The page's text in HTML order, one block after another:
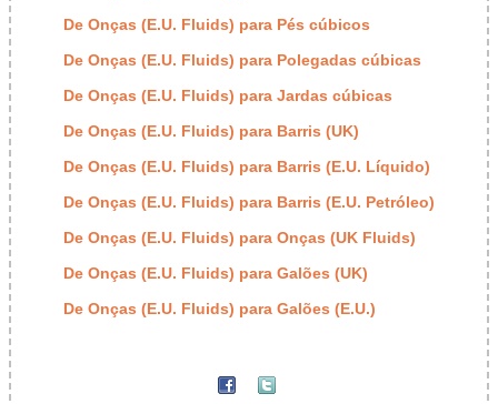
De Onças (E.U. Fluids) para Pés cúbicos
De Onças (E.U. Fluids) para Polegadas cúbicas
De Onças (E.U. Fluids) para Jardas cúbicas
De Onças (E.U. Fluids) para Barris (UK)
De Onças (E.U. Fluids) para Barris (E.U. Líquido)
De Onças (E.U. Fluids) para Barris (E.U. Petróleo)
De Onças (E.U. Fluids) para Onças (UK Fluids)
De Onças (E.U. Fluids) para Galões (UK)
De Onças (E.U. Fluids) para Galões (E.U.)